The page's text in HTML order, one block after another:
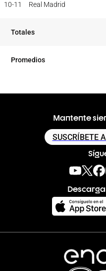
10-11 Real Madrid
Totales
Promedios
Mantente
SUSCRÍBETE